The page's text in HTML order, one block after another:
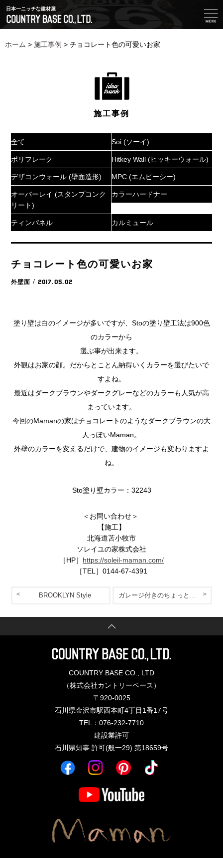
日本一ニッチな建材屋
ホーム > 施工事例 > チョコレート色の可愛いお家
施工事例
全て Soi (ソーイ)
ポリフレーク Hitkey Wall (ヒッキーウォール)
デザコンウォール (壁面造形) MPC (エムピーシー)
オーバーレイ (スタンプコンク
リート)
カラーハードナー
ティンパネル カルミュール
チョコレート色の可愛いお家
外壁面 / 2017.05.02
塗り壁は白のイメージが多いですが、Stoの塗り壁工法は900色
のカラーから
選ぶ事が出来ます。
外観はお家の顔。だからとことん納得いくカラーを選びたいで
すよね。
最近はダークブラウンやダークグレーなどのカラーも人気が高
まっています。
今回のMamanの家はチョコレートのようなダークブラウンの大
人っぽいMaman。
外壁のカラーを変えるだけで、建物のイメージも変わりますよ
ね。
Sto塗り壁カラー：32243
＜お問い合わせ＞
【施工】
北海道苫小牧市
ソレイユの家株式会社
［HP］ https://soleil-maman.com/
［TEL］0144‐67‐4391
BROOKLYN Style ガレージ付きのちょっと贅沢なお家
COUNTRY BASE CO., LTD
（株式会社カントリーベース）
〒920-0025
石川県金沢市駅西本町4丁目1番17号
TEL：076-232-7710
建設業許可
石川県知事 許可(般一29) 第18659号